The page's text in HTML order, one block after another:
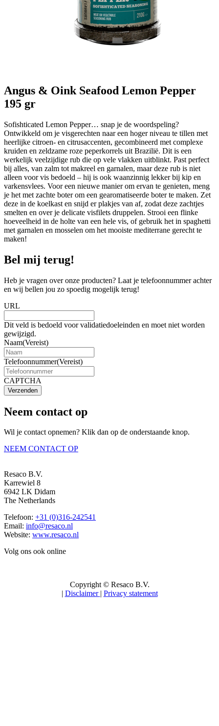
Angus & Oink Seafood Lemon Pepper
195 gr
Sofishticated Lemon Pepper… snap je de woordspeling?
Ontwikkeld om je visgerechten naar een hoger niveau te tillen met
heerlijke citroen- en citrusaccenten, gecombineerd met complexe
kruiden en zeldzame roze peperkorrels uit Brazilië. Dit is een
werkelijk veelzijdige rub die op vele vlakken uitblinkt. Past perfect
bij alles, van zalm tot makreel en garnalen, maar deze rub is niet
alleen voor vis bedoeld – hij is ook waanzinnig lekker bij kip en
varkensvlees. Voor een nieuwe manier om ervan te genieten, meng
je het met zachte boter om een gearomatiseerde boter te maken. Zet
deze in de koelkast en snijd er plakjes van af, zodat deze zachtjes
smelten en over je delicate visfilets druppelen. Strooi een flinke
hoeveelheid in de holte van een hele vis, of gebruik het in spaghetti
met garnalen en mosselen om het mooiste mediterrane gerecht te
maken!
Bel mij terug!
Heb je vragen over onze producten? Laat je telefoonnummer achter
en wij bellen jou zo spoedig mogelijk terug!
URL
Dit veld is bedoeld voor validatiedoeleinden en moet niet worden
gewijzigd.
Naam(Vereist)
Telefoonnummer(Vereist)
CAPTCHA
Verzenden
Neem contact op
Wil je contact opnemen? Klik dan op de onderstaande knop.
NEEM CONTACT OP
Resaco B.V.
Karrewiel 8
6942 LK Didam
The Netherlands
Telefoon: +31 (0)316-242541
Email: info@resaco.nl
Website: www.resaco.nl
Volg ons ook online
Copyright © Resaco B.V.
| Disclaimer | Privacy statement